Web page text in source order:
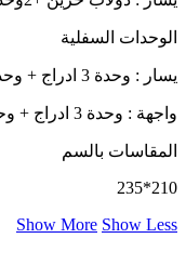
الوحدات السفلية
يسار : وحدة 3 ادراج + وحدة ضلفتين +ضلفة
واجهة : وحدة 3 ادراج + وحدة حلل درجين+ ضلفة بسدة
المقاسات بالسم
210*235
Show More Show Less